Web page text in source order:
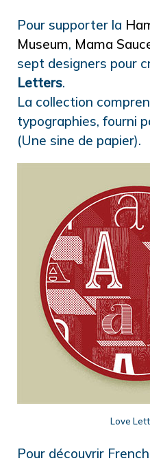
Pour supporter la
Museum, Mama
sept designers pour
Letters.
La collection
typographies, fourni
(Une sine de papier).
Love
Pour découvrir